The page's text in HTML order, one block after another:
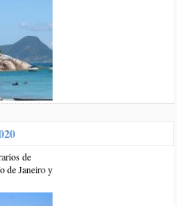
las más tranquilas son
Praia do Farol, a la que se
más una excursión, si
ahí mismo una buena
e infraestructura podría
con el centro en verano es
por:Evelyn
de
de Janeiro y